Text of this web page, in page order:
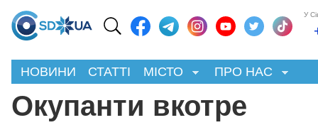
У
НОВИНИ СТАТТІ МІСТО ПРО НАС
Окупанти вкотре